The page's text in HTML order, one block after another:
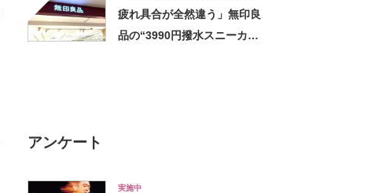
疲れ具合が全然違う」無印良
品の“3990円撥水スニーカ
アンケート
実施中